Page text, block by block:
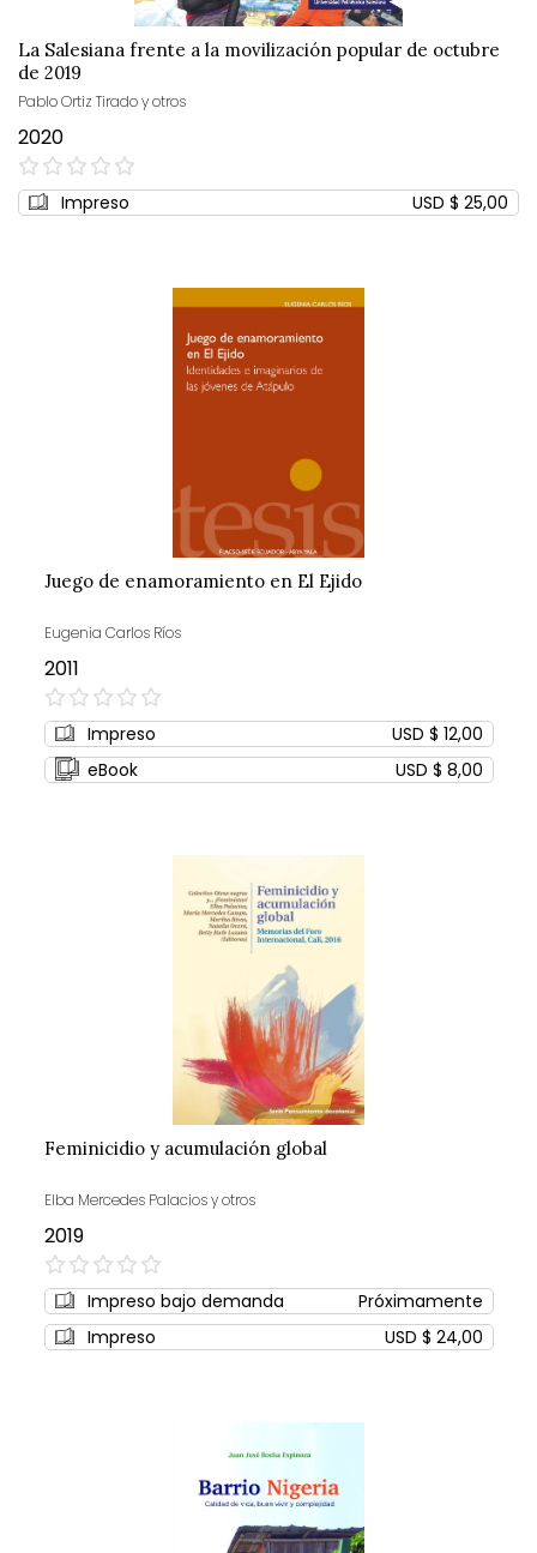
La Salesiana frente a la movilización popular de octubre
de 2019
Pablo Ortiz Tirado y otros
2020
0%
Impreso USD $ 25,00
Juego de enamoramiento en El Ejido
Eugenia Carlos Ríos
2011
0%
Impreso
USD $ 12,00
eBook
USD $ 8,00
Feminicidio y acumulación global
Elba Mercedes Palacios y otros
2019
0%
Impreso bajo demanda
Próximamente
Impreso
USD $ 24,00